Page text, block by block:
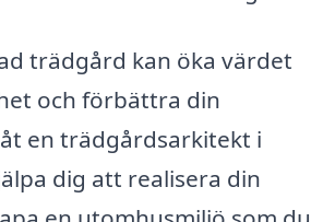
trädgård kan öka värdet
och förbättra din
en trädgårdsarkitekt i
dig att realisera din